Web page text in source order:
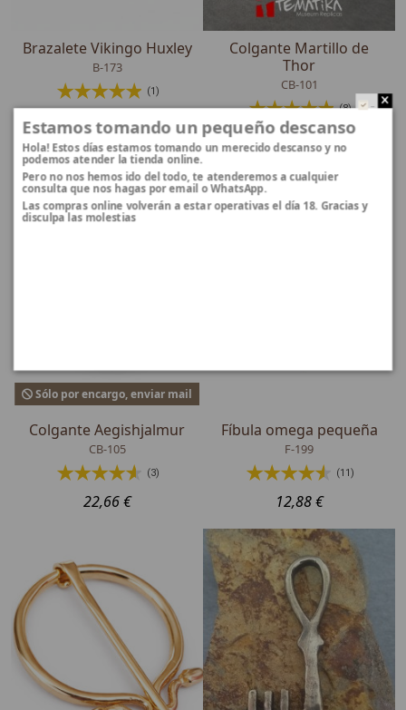
Brazalete Vikingo Huxley
B-173
(1)
35,02 €
Colgante Martillo de
Thor
CB-101
(8)
20,60 €
Sólo por encargo, enviar mail
Colgante Aegishjalmur
CB-105
(3)
22,66 €
Fíbula omega pequeña
F-199
(11)
12,88 €
..
Estamos tomando un pequeño descanso
Hola! Estos días estamos tomando un merecido descanso y no
podemos atender la tienda online.
Pero no nos hemos ido del todo, te atenderemos a cualquier
consulta que nos hagas por email o WhatsApp.
Las compras online volverán a estar operativas el día 18. Gracias y
disculpa las molestias